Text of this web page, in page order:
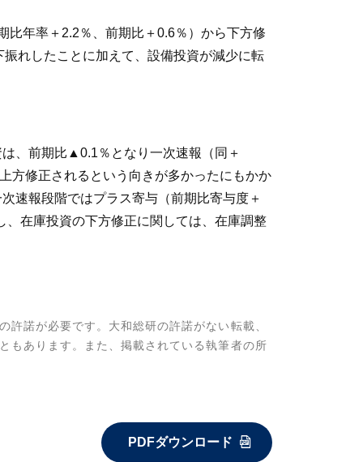
年率＋2.2％、前期比＋0.6％）から下方修
れしたことに加えて、設備投資が減少に転
、前期比▲0.1％となり一次速報（同＋
方修正されるという向きが多かったにもかか
速報段階ではプラス寄与（前期比寄与度＋
在庫投資の下方修正に関しては、在庫調整
諾が必要です。大和総研の許諾がない転載、
もあります。また、掲載されている執筆者の所
PDFダウンロード